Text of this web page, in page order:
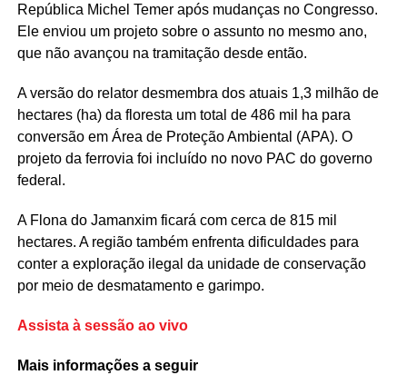
República Michel Temer após mudanças no Congresso.
Ele enviou um projeto sobre o assunto no mesmo ano,
que não avançou na tramitação desde então.
A versão do relator desmembra dos atuais 1,3 milhão de
hectares (ha) da floresta um total de 486 mil ha para
conversão em Área de Proteção Ambiental (APA). O
projeto da ferrovia foi incluído no novo PAC do governo
federal.
A Flona do Jamanxim ficará com cerca de 815 mil
hectares. A região também enfrenta dificuldades para
conter a exploração ilegal da unidade de conservação
por meio de desmatamento e garimpo.
Assista à sessão ao vivo
Mais informações a seguir